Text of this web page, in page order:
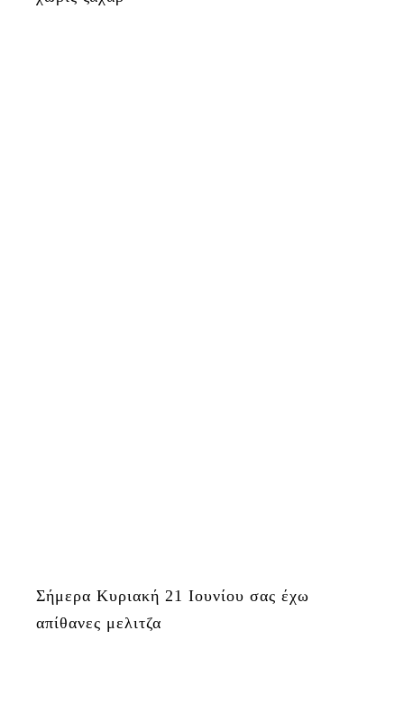
Σήμερα Κυριακή 21 Ιουνίου σας έχω
απίθανες μελιτζα